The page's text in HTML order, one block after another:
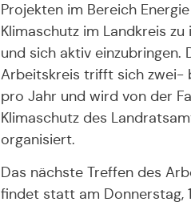
Projekten im Bereich
Klimaschutz im Landkreis
und sich aktiv einzubringen.
Arbeitskreis trifft sich zwei-
pro Jahr und wird von der
Klimaschutz des
organisiert.
Das nächste Treffen des
findet statt am Donnerstag,